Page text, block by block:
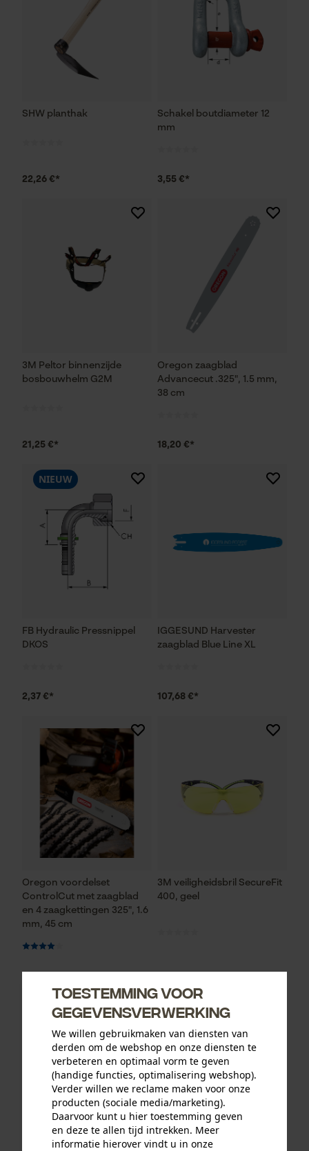
SHW planthak
22,26 €*
Schakel boutdiameter 12
mm
3,55 €*
3M Peltor binnenzijde
bosbouwhelm G2M
21,25 €*
Oregon zaagblad
Advancecut .325", 1.5 mm,
38 cm
18,20 €*
FB Hydraulic Pressnippel
DKOS
NIEUW
2,37 €*
IGGESUND Harvester
zaagblad Blue Line XL
107,68 €*
Oregon voordelset
ControlCut met zaagblad
en 4 zaagkettingen 325", 1.6
mm, 45 cm
3M veiligheidsbril SecureFit
400, geel
Toestemming voor
gegevensverwerking
We willen gebruikmaken van diensten van
derden om de webshop en onze diensten te
verbeteren en optimaal vorm te geven
(handige functies, optimalisering webshop).
Verder willen we reclame maken voor onze
producten (sociale media/marketing).
Daarvoor kunt u hier toestemming geven
en deze te allen tijd intrekken. Meer
informatie hierover vindt u in onze